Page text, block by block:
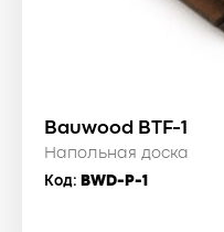
Bauwood BTF-1
Напольная доска
Код: BWD-P-1